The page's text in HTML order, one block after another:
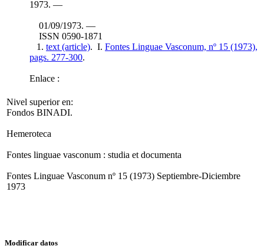
1973. —
01/09/1973. —
ISSN 0590-1871
1. text (article). I. Fontes Linguae Vasconum, nº 15 (1973),
pags. 277-300.
Enlace :
Nivel superior en:
Fondos BINADI.
Hemeroteca
Fontes linguae vasconum : studia et documenta
Fontes Linguae Vasconum nº 15 (1973) Septiembre-Diciembre
1973
Modificar datos